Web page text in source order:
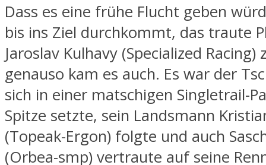
Dass es eine frühe Flucht geben
bis ins Ziel durchkommt, das traute
Jaroslav Kulhavy (Specialized Racing)
genauso kam es auch. Es war der
sich in einer matschigen Singletrail-
Spitze setzte, sein Landsmann
(Topeak-Ergon) folgte und auch
(Orbea-smp) vertraute auf seine